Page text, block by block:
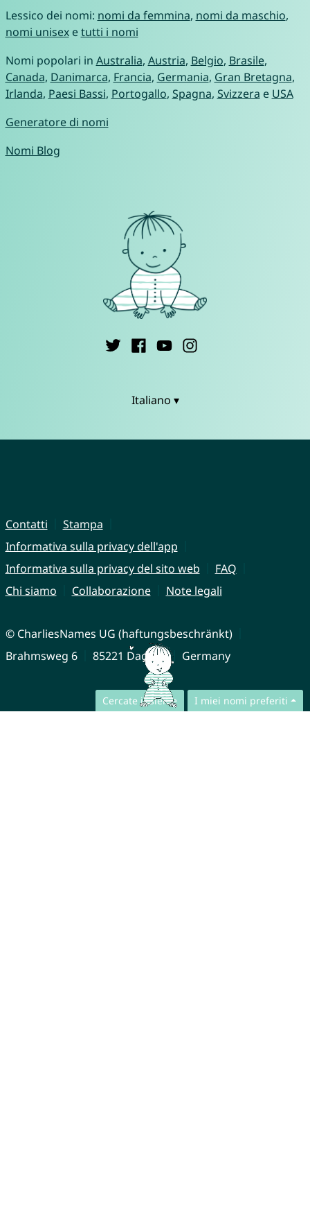
Cercate insieme I miei nomi preferiti
Lessico dei nomi: nomi da femmina, nomi da maschio,
nomi unisexetutti i nomi
Nomi popolari in Australia, Austria, Belgio, Brasile,
Canada, Danimarca, Francia, Germania, Gran Bretagna,
Irlanda, Paesi Bassi, Portogallo, Spagna, Svizzera e USA
Generatore di nomi
Nomi Blog
Italiano ▾
Contatti
Stampa
Informativa sulla privacy dell'app
Informativa sulla privacy del sito web
FAQ
Chi siamo
Collaborazione Note legali
© CharliesNames UG (haftungsbeschränkt)
Brahmsweg 6
85221 Dachau Germany